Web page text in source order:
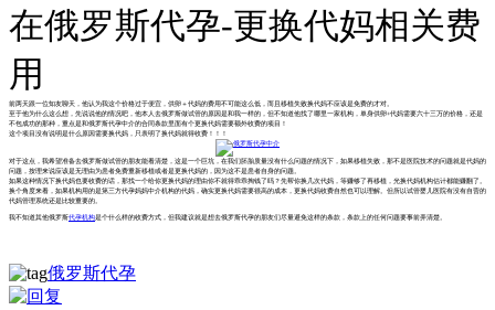
在俄罗斯代孕-更换代妈相关费
用
前两天跟一位知友聊天，他认为我这个价格过于便宜，供卵＋代妈的费用不可能这么低，而且移植失败换代妈不应该是免费的才对。
至于他为什么这么想，先说说他的情况吧，他本人去俄罗斯做试管的原因是和我一样的，但不知道他找了哪里一家机构，单身供卵+代妈需要六十三万的价格，还是
不包成功的那种，重点是和俄罗斯代孕中介的合同条款里面有个更换代妈需要额外收费的项目！
这个项目没有说明是什么原因需要换代妈，只表明了换代妈就得收费！！！
对于这点，我希望准备去俄罗斯做试管的朋友能看清楚，这是一个巨坑，在我们胚胎质量没有什么问题的情况下，如果移植失败，那不是医院技术的问题就是代妈的
问题，按理来说应该是无理由为患者免费重新移植或者是更换代妈的，因为这不是患者自身的问题。
如果这种情况下换代妈也要收费的话，那找一个给你更换代妈的理由你不就得乖乖掏钱了吗？先帮你换几次代妈，等赚够了再移植，光换代妈机构估计都能赚翻了。
换个角度来看，如果机构用的是第三方代孕妈妈中介机构的代妈，确实更换代妈需要很高的成本，更换代妈收费自然也可以理解。但所以试管婴儿医院有没有自营的
代妈管理系统还是比较重要的。
我不知道其他俄罗斯代孕机构是个什么样的收费方式，但我建议就是想去俄罗斯代孕的朋友们尽量避免这样的条款，条款上的任何问题要事前弄清楚。
俄罗斯代孕